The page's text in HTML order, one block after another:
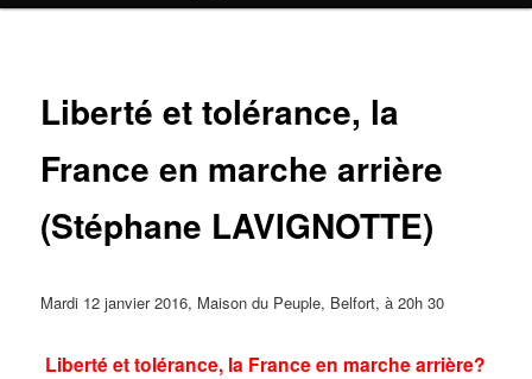
Liberté et tolérance, la
France en marche arrière
(Stéphane LAVIGNOTTE)
Mardi 12 janvier 2016, Maison du Peuple, Belfort, à 20h 30
Liberté et tolérance, la France en marche arrière?